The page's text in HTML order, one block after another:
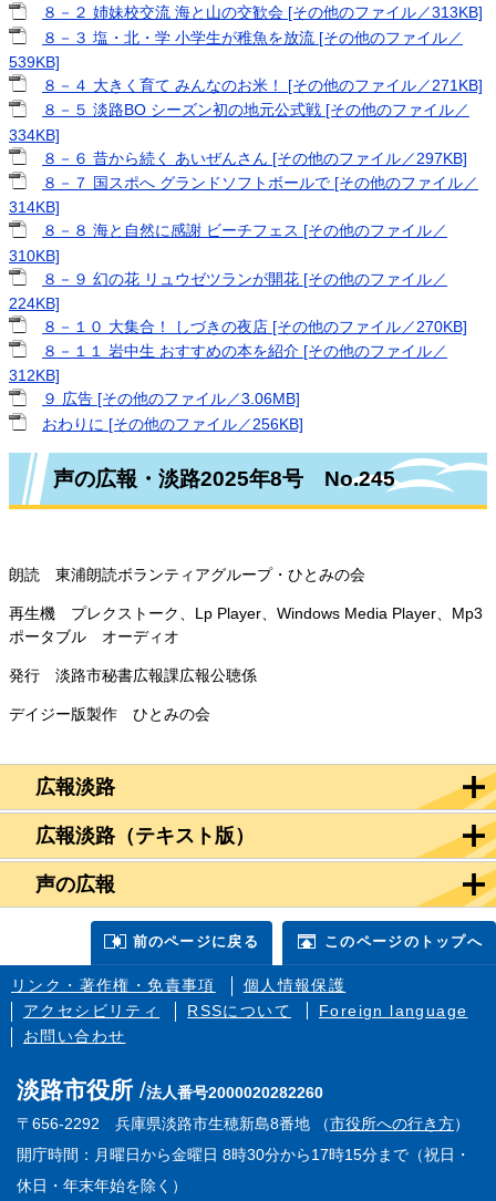
広報淡路
広報淡路（テキスト版）
声の広報
８－２ 姉妹校交流 海と山の交歓会 [その他のファイル／313KB]
８－３ 塩・北・学 小学生が稚魚を放流 [その他のファイル／
539KB]
８－４ 大きく育て みんなのお米！ [その他のファイル／271KB]
８－５ 淡路BO シーズン初の地元公式戦 [その他のファイル／
334KB]
８－６ 昔から続く あいぜんさん [その他のファイル／297KB]
８－７ 国スポへ グランドソフトボールで [その他のファイル／
314KB]
８－８ 海と自然に感謝 ビーチフェス [その他のファイル／
310KB]
８－９ 幻の花 リュウゼツランが開花 [その他のファイル／
224KB]
８－１０ 大集合！ しづきの夜店 [その他のファイル／270KB]
８－１１ 岩中生 おすすめの本を紹介 [その他のファイル／
312KB]
９ 広告 [その他のファイル／3.06MB]
おわりに​ [その他のファイル／256KB]
声の広報・淡路2025年8号 No.245
朗読 東浦朗読ボランティアグループ・ひとみの会
再生機 プレクストーク、Lp Player、Windows Media Player、Mp3
ポータブル オーディオ
発行 淡路市秘書広報課広報公聴係
デイジー版製作 ひとみの会
前のページに戻る このページのトップへ
リンク・著作権・免責事項
個人情報保護
アクセシビリティ
RSSについて
Foreign language
お問い合わせ
淡路市役所
法人番号2000020282260
〒656-2292 兵庫県淡路市生穂新島8番地 （市役所への行き方）
開庁時間：月曜日から金曜日 8時30分から17時15分まで（祝日・
休日・年末年始を除く）